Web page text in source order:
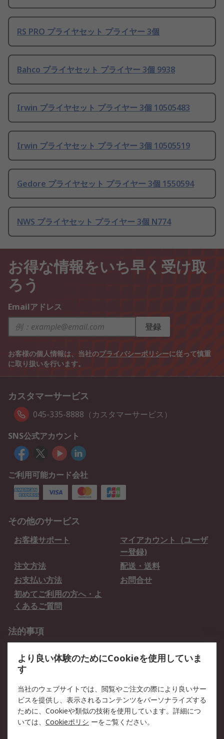
RS PRO プライヤセット プライヤー 3個
Bahco プライヤセット プライヤー 3個 9938
Irwin プライヤセット プライヤー 3個 10505483
Irwin プライヤセット プライヤー 3個 10505519
Gedore プライヤセット プライヤー 3個 1550594
NWS プライヤセット プライヤー 3個 N774
お得な情報をいち早く受け取
ろう
Emailアドレス
登録
お客様の個人情報は、当社のプライバシーポリシーに従って慎重
に取り扱いを行います。
カスタマーサービス
045-335-8888（カスタマーサービス）
SNS公式アカウント
ご利用可能カード会社
その他のサービス
お客様サポート
マイアカウント（ユーザ
ー登録)
注文方法
配送・送料
お支払い方法
お問合せ
初めてご利用の方へ・よ
くあるご質問
法的事項
クッキーポリシー
RSについて
会社概要
採用情報
プレスリリース＆お知ら
コーポレートサイト
より良い体験のためにCookieを使用していま
す
当社のウェブサイトでは、閲覧やご注文の際により良いサー
ビスを提供し、表示されるコンテンツをパーソナライズする
ために、Cookieや類似の技術を使用しています。詳細につ
いては、 Cookieポリシ ーをご覧ください。